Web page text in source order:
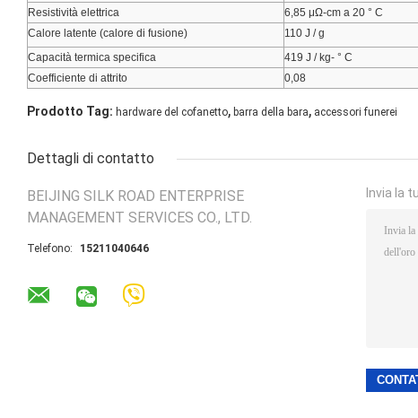
Resistività elettrica
6,85 μΩ-cm a 20 ° C
Calore latente (calore di fusione)
110 J / g
Capacità termica specifica
419 J / kg- ° C
Coefficiente di attrito
0,08
Prodotto Tag: hardware del cofanetto, barra della bara, accessori funerei
Dettagli di contatto
BEIJING SILK ROAD ENTERPRISE
MANAGEMENT SERVICES CO., LTD.
Telefono: 15211040646
Invia la